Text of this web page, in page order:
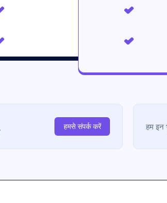
हमसे संपर्क करें हम इन